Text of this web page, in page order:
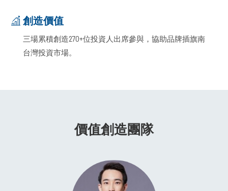
創造價值
三場累積創造270+位投資人出席參與，協助品牌插旗南
台灣投資市場。
價值創造團隊